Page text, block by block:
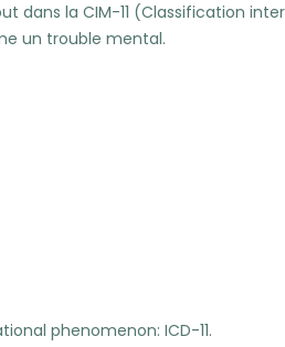
dans la CIM-11 (Classification
un trouble mental.
phenomenon: ICD-11.